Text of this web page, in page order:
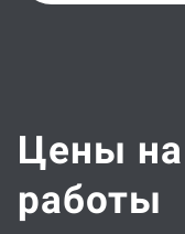
Цены на
работы